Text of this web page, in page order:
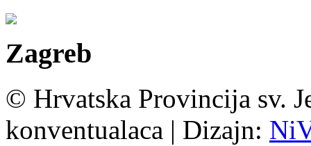
Zagreb
© Hrvatska Provincija sv.
konventualaca | Dizajn: